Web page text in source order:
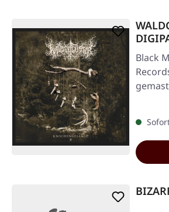
Black